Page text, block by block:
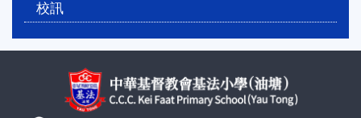
校訊